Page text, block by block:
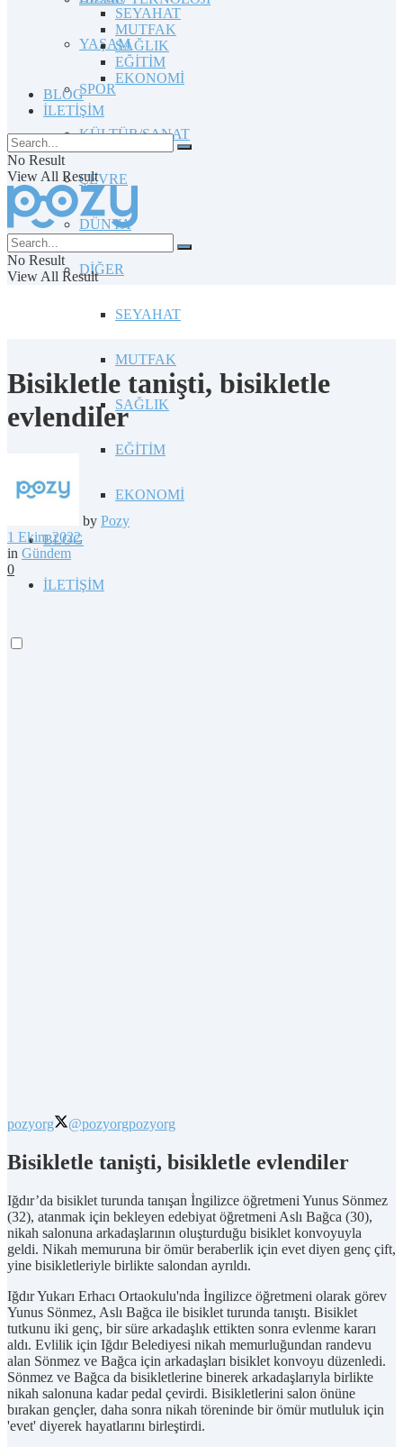
YAŞAM
SPOR
KÜLTÜR/SANAT
ÇEVRE
DÜNYA
DİĞER
SEYAHAT
MUTFAK
SAĞLIK
EĞİTİM
EKONOMİ
BLOG
İLETİŞİM
SEYAHAT
MUTFAK
SAĞLIK
EĞİTİM
EKONOMİ
BLOG
İLETİŞİM
No Result
View All Result
No Result
View All Result
Bisikletle tanişti, bisikletle
evlendiler
by Pozy
1 Ekim 2022
in Gündem
0
pozyorg @pozyorgpozyorg
Bisikletle tanişti, bisikletle evlendiler
Iğdır’da bisiklet turunda tanışan İngilizce öğretmeni Yunus Sönmez
(32), atanmak için bekleyen edebiyat öğretmeni Aslı Bağca (30),
nikah salonuna arkadaşlarının oluşturduğu bisiklet konvoyuyla
geldi. Nikah memuruna bir ömür beraberlik için evet diyen genç çift,
yine bisikletleriyle birlikte salondan ayrıldı.
Iğdır Yukarı Erhacı Ortaokulu'nda İngilizce öğretmeni olarak görev
Yunus Sönmez, Aslı Bağca ile bisiklet turunda tanıştı. Bisiklet
tutkunu iki genç, bir süre arkadaşlık ettikten sonra evlenme kararı
aldı. Evlilik için Iğdır Belediyesi nikah memurluğundan randevu
alan Sönmez ve Bağca için arkadaşları bisiklet konvoyu düzenledi.
Sönmez ve Bağca da bisikletlerine binerek arkadaşlarıyla birlikte
nikah salonuna kadar pedal çevirdi. Bisikletlerini salon önüne
bırakan gençler, daha sonra nikah töreninde bir ömür mutluluk için
'evet' diyerek hayatlarını birleştirdi.